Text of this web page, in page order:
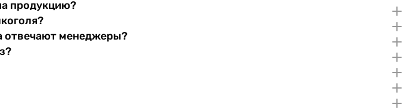
продукцию?
отвечают менеджеры?